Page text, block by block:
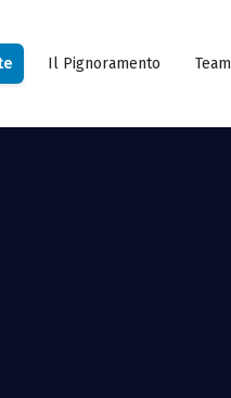
Il Pignoramento Team